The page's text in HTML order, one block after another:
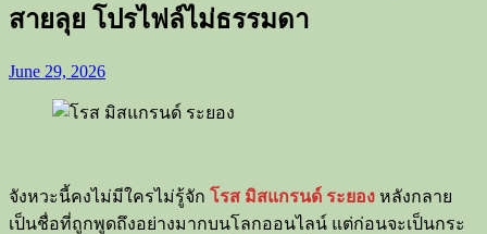
สายลุย โปรไฟล์ไม่ธรรมดา
June 29, 2026
จังหวะนี้คงไม่มีใครไม่รู้จัก โรส มิสแกรนด์ ระยอง หลังกลาย
เป็นชื่อที่ถูกพูดถึงอย่างมากบนโลกออนไลน์ แต่ก่อนจะเป็นกระ